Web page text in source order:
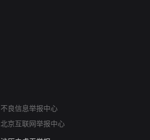
不良信息举报中心
北京互联网举报中心
亚运会举报专区